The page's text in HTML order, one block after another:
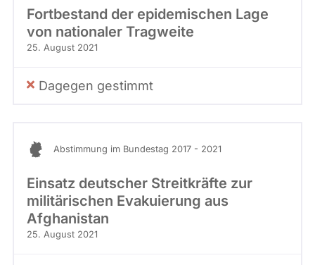
Fortbestand der epidemischen Lage
von nationaler Tragweite
25. August 2021
Dagegen gestimmt
Abstimmung im Bundestag 2017 - 2021
Einsatz deutscher Streitkräfte zur
militärischen Evakuierung aus
Afghanistan
25. August 2021